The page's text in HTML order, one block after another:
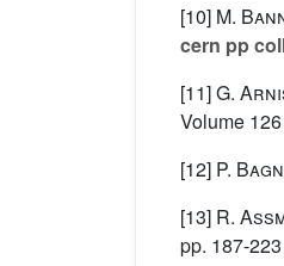
[10] M.
cern pp
[11]G.
Volume 126
[12] P.
[13] R.
pp. 187-